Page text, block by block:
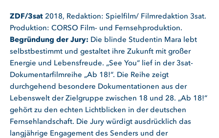
ZDF/3sat 2018, Redaktion: Spielfilm/ Filmredaktion 3sat.
Produktion: CORSO Film- und Fernsehproduktion.
Begründung der Jury: Die blinde Studentin Mara lebt
selbstbestimmt und gestaltet ihre Zukunft mit großer
Energie und Lebensfreude. „See You“ lief in der 3sat-
Dokumentarfilmreihe „Ab 18!“. Die Reihe zeigt
durchgehend besondere Dokumentationen aus der
Lebenswelt der Zielgruppe zwischen 18 und 28. „Ab 18!“
gehört zu den echten Lichtblicken in der deutschen
Fernsehlandschaft. Die Jury würdigt ausdrücklich das
langjährige Engagement des Senders und der